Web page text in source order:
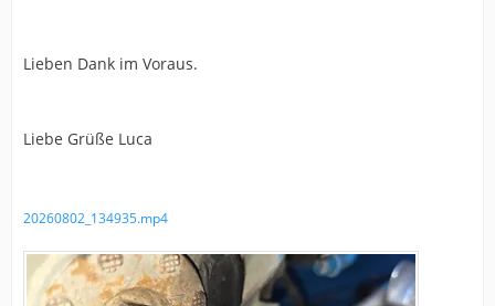
Lieben Dank im Voraus.
Liebe Grüße Luca
20260802_134935.mp4